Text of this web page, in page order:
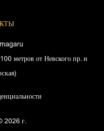
метров от Невского пр. и
2026 г.